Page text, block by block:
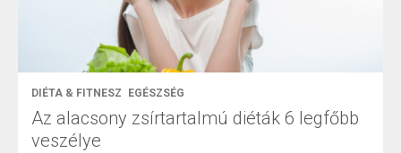
DIÉTA & FITNESZ EGÉSZSÉG
Az alacsony zsírtartalmú diéták 6 legfőbb
veszélye